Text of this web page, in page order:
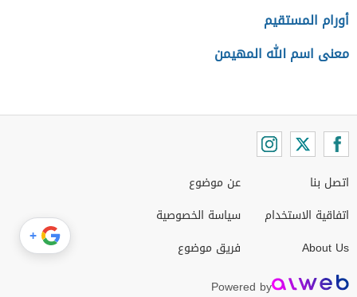
أورام المستقيم
معنى اسم الله المهيمن
اتصل بنا
اتفاقية الاستخدام
About Us
عن موضوع
سياسة الخصوصية
فريق موضوع
Powered by
+